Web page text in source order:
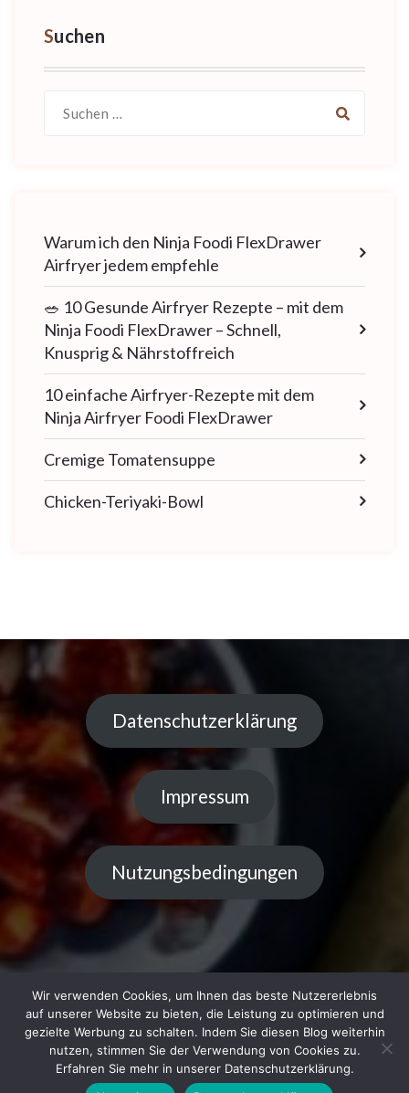
Suchen
nach:
Warum ich den Ninja Foodi FlexDrawer
Airfryer jedem empfehle
🥗 10 Gesunde Airfryer Rezepte – mit dem
Ninja Foodi FlexDrawer – Schnell,
Knusprig & Nährstoffreich
10 einfache Airfryer-Rezepte mit dem
Ninja Airfryer Foodi FlexDrawer
Cremige Tomatensuppe
Chicken-Teriyaki-Bowl
Datenschutzerklärung
Impressum
Nutzungsbedingungen
Copyright © 2023 Küchentipps | Powered by LiGe
Wir verwenden Cookies, um Ihnen das beste Nutzererlebnis
auf unserer Website zu bieten, die Leistung zu optimieren und
gezielte Werbung zu schalten. Indem Sie diesen Blog weiterhin
nutzen, stimmen Sie der Verwendung von Cookies zu.
Erfahren Sie mehr in unserer Datenschutzerklärung.